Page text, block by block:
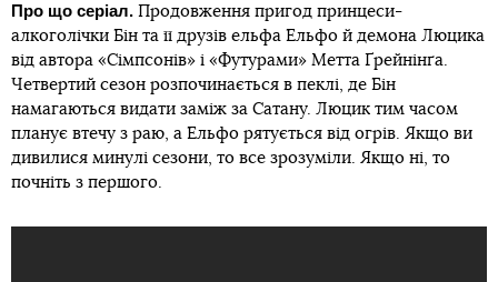
Про що серіал. Продовження пригод принцеси-
алкоголічки Бін та її друзів ельфа Ельфо й демона Люцика
від автора «Сімпсонів» і «Футурами» Метта Ґрейнінґа.
Четвертий сезон розпочинається в пеклі, де Бін
намагаються видати заміж за Сатану. Люцик тим часом
планує втечу з раю, а Ельфо рятується від огрів. Якщо ви
дивилися минулі сезони, то все зрозуміли. Якщо ні, то
почніть з першого.